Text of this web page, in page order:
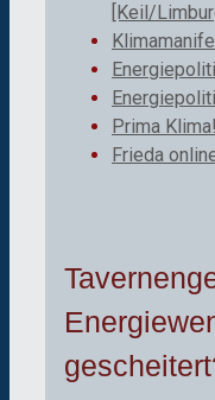
[Keil/
Prima Klima!
Frieda